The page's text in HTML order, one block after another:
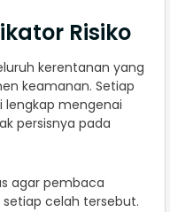
Risiko
kerentanan yang
keamanan. Setiap
lengkap mengenai
persisnya pada
agar pembaca
celah tersebut.